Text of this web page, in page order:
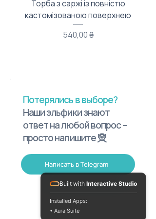
Торба з саржі із повністю
кастомізованою поверхнею
Цена
540,00 ₴
Потерялись в выборе?
Наши эльфики знают
ответ на любой вопрос –
просто напишите 🧝
Написать в Telegram
Built with Interactive Studio
Installed Apps:
• Aura Suite